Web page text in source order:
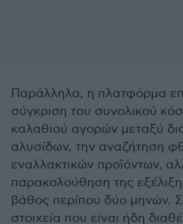
Παράλληλα, η πλατφόρμα
σύγκριση του συνολικού
καλαθιού αγορών μεταξύ
αλυσίδων, την αναζήτηση
εναλλακτικών προϊόντων,
παρακολούθηση της
βάθος περίπου δύο μηνών.
στοιχεία που είναι ήδη